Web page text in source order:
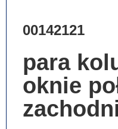
00142121
para
oknie